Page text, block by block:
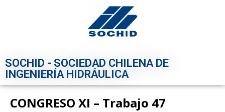
SOCHID - SOCIEDAD CHILENA DE
INGENIERÍA HIDRÁULICA
CONGRESO XI – Trabajo 47